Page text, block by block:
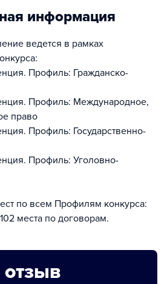
информация
ведется в рамках
Профиль: Гражданско-
Профиль: Международное,
право
Профиль: Государственно-
Профиль: Уголовно-
по всем Профилям конкурса:
места по договорам.
отзыв